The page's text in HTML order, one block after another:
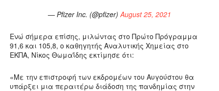
— Pfizer Inc. (@pfizer)August 25, 2021
Ενώ σήμερα επίσης, μιλώντας στο Πρώτο Πρόγραμμα
91,6 και 105,8, ο καθηγητής Αναλυτικής Χημείας στο
ΕΚΠΑ, Νίκος Θωμαΐδης εκτίμησε ότι:
«Με την επιστροφή των εκδρομέων του Αυγούστου θα
υπάρξει μια περαιτέρω διάδοση της πανδημίας στην